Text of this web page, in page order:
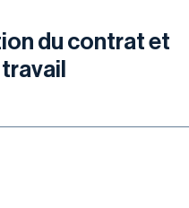
du contrat et